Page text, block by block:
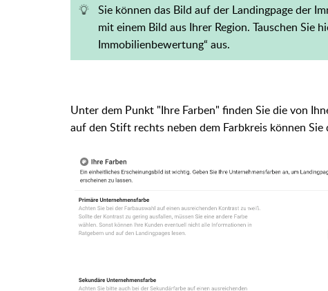
Sie können das Bild auf der Landingpage der
mit einem Bild aus Ihrer Region. Tauschen
Immobilienbewertung“ aus.
Unter dem Punkt "Ihre Farben" finden Sie die von
auf den Stift rechts neben dem Farbkreis können Sie